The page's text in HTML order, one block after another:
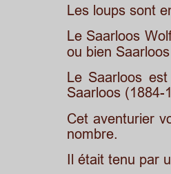
Les loups sont
Le Saarloos
ou bien Saarloos
Le Saarloos est
Saarloos (1884-
Cet aventurier
nombre.
Il était tenu par